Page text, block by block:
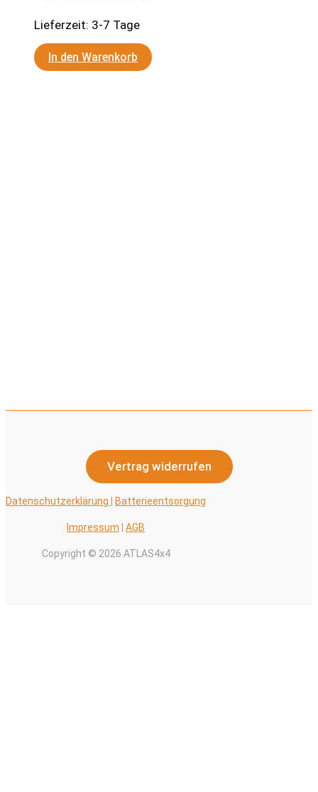
Lieferzeit: 3-7 Tage
In den Warenkorb
Vertrag widerrufen
Datenschutzerklärung Batterieentsorgung
Impressum AGB
Copyright © 2026 ATLAS4x4